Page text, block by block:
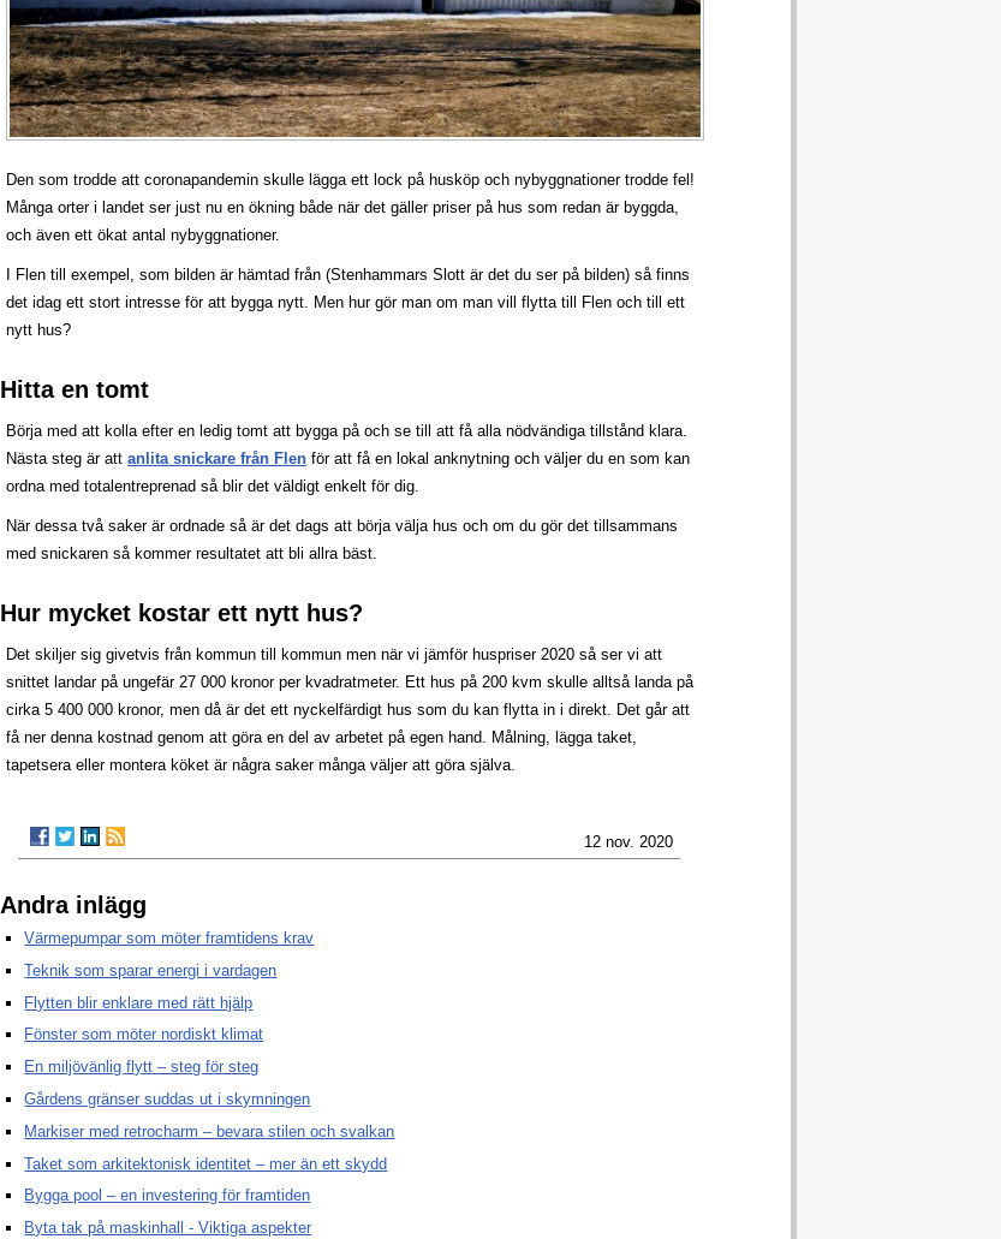
Den som trodde att coronapandemin skulle lägga ett lock på husköp och nybyggnationer trodde fel!
Många orter i landet ser just nu en ökning både när det gäller priser på hus som redan är byggda,
och även ett ökat antal nybyggnationer.
I Flen till exempel, som bilden är hämtad från (Stenhammars Slott är det du ser på bilden) så finns
det idag ett stort intresse för att bygga nytt. Men hur gör man om man vill flytta till Flen och till ett
nytt hus?
Hitta en tomt
Börja med att kolla efter en ledig tomt att bygga på och se till att få alla nödvändiga tillstånd klara.
Nästa steg är att anlita snickare från Flen för att få en lokal anknytning och väljer du en som kan
ordna med totalentreprenad så blir det väldigt enkelt för dig.
När dessa två saker är ordnade så är det dags att börja välja hus och om du gör det tillsammans
med snickaren så kommer resultatet att bli allra bäst.
Hur mycket kostar ett nytt hus?
Det skiljer sig givetvis från kommun till kommun men när vi jämför huspriser 2020 så ser vi att
snittet landar på ungefär 27 000 kronor per kvadratmeter. Ett hus på 200 kvm skulle alltså landa på
cirka 5 400 000 kronor, men då är det ett nyckelfärdigt hus som du kan flytta in i direkt. Det går att
få ner denna kostnad genom att göra en del av arbetet på egen hand. Målning, lägga taket,
tapetsera eller montera köket är några saker många väljer att göra själva.
12 nov. 2020
Andra inlägg
Värmepumpar som möter framtidens krav
Teknik som sparar energi i vardagen
Flytten blir enklare med rätt hjälp
Fönster som möter nordiskt klimat
En miljövänlig flytt – steg för steg
Gårdens gränser suddas ut i skymningen
Markiser med retrocharm – bevara stilen och svalkan
Taket som arkitektonisk identitet – mer än ett skydd
Bygga pool – en investering för framtiden
Byta tak på maskinhall - Viktiga aspekter